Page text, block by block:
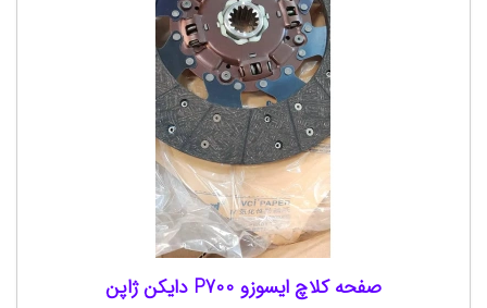
صفحه کلاچ ایسوزو P700 دایکن ژاپن